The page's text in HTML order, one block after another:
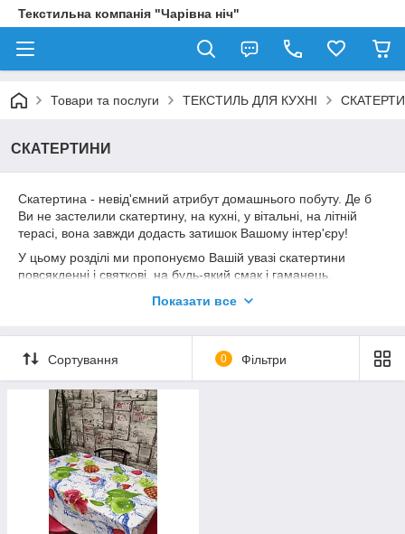
Текстильна компанія "Чарівна ніч"
Товари та послуги ТЕКСТИЛЬ ДЛЯ КУХНІ
СКАТЕРТИНИ
Скатертина - невід'ємний атрибут домашнього побуту. Де б
Ви не застелили скатертину, на кухні, у вітальні, на літній
терасі, вона завжди додасть затишок Вашому інтер'єру!
У цьому розділі ми пропонуємо Вашій увазі скатертини
повсякденні і святкові, на будь-який смак і гаманець.
Показати все
Сортування 0 Фільтри